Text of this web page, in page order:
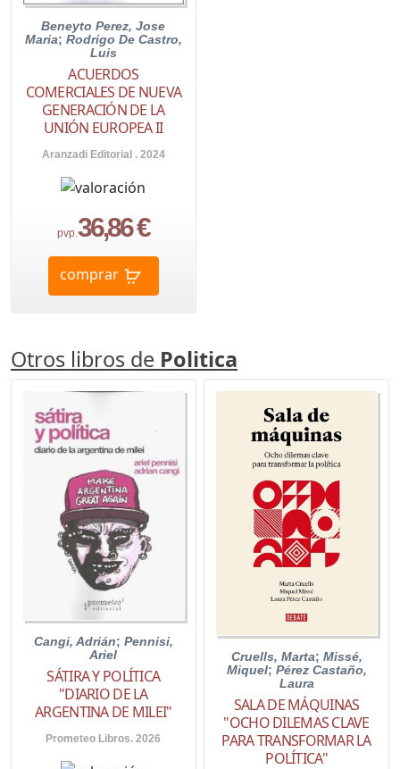
Beneyto Perez, Jose
Maria; Rodrigo De Castro,
Luis
ACUERDOS
COMERCIALES DE NUEVA
GENERACIÓN DE LA
UNIÓN EUROPEA II
Aranzadi Editorial . 2024
pvp.36,86 €
comprar
Otros libros de Politica
Cangi, Adrián; Pennisi,
Ariel
SÁTIRA Y POLÍTICA
"DIARIO DE LA
ARGENTINA DE MILEI"
Prometeo Libros. 2026
Cruells, Marta; Missé,
Miquel; Pérez Castaño,
Laura
SALA DE MÁQUINAS
"OCHO DILEMAS CLAVE
PARA TRANSFORMAR LA
POLÍTICA"